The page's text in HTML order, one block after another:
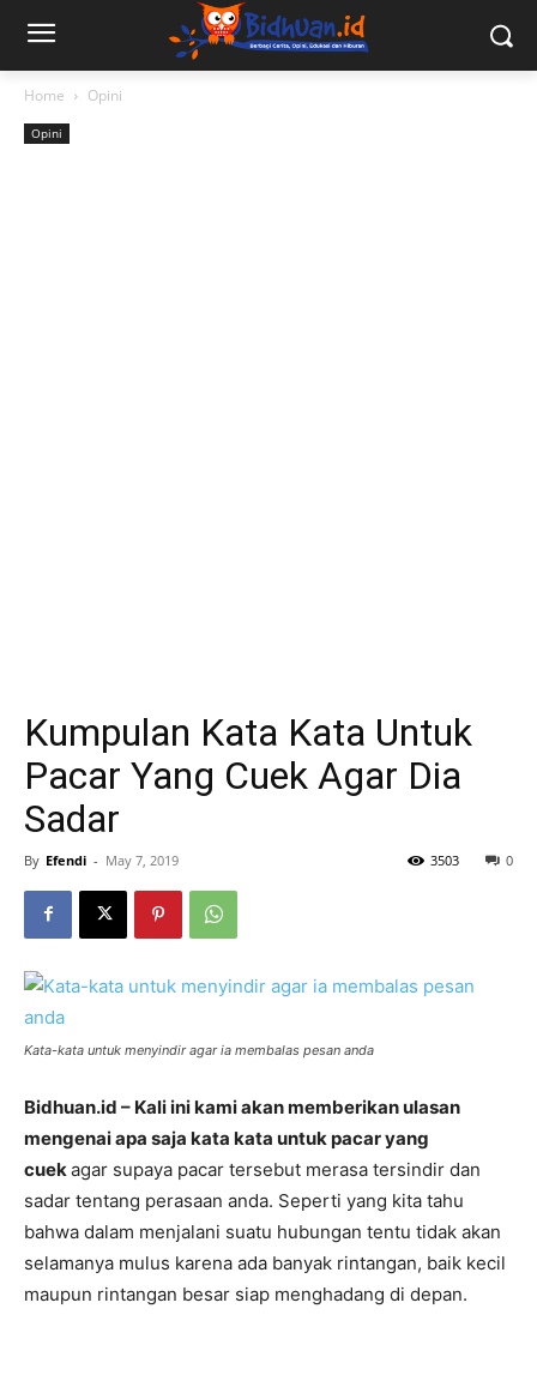
Home Opini
Opini
Kumpulan Kata Kata Untuk
Pacar Yang Cuek Agar Dia
Sadar
By Efendi - May 7, 2019 0
3503
Kata-kata untuk menyindir agar ia membalas pesan anda
Bidhuan.id – Kali ini kami akan memberikan ulasan
mengenai apa saja kata kata untuk pacar yang
cuek agar supaya pacar tersebut merasa tersindir dan
sadar tentang perasaan anda. Seperti yang kita tahu
bahwa dalam menjalani suatu hubungan tentu tidak akan
selamanya mulus karena ada banyak rintangan, baik kecil
maupun rintangan besar siap menghadang di depan.